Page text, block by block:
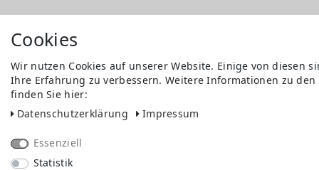
Cookies
Wir nutzen Cookies auf unserer Website. Einige von diesen
Ihre Erfahrung zu verbessern. Weitere Informationen zu
finden Sie hier:
Daten­schutz­erklärung
Impressum
Essenziell
Statistik